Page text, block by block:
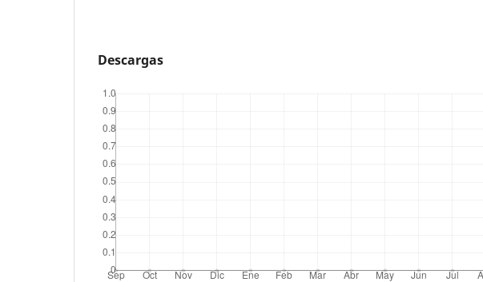
Descargas